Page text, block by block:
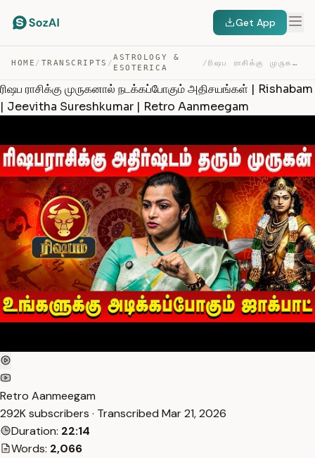
Get App
HOME / TRANSCRIPTS /
ASTROLOGY &
ESOTERICA
/ ரிஷப ராசிக்கு முருகனால் நடக்கப்போகும் அதிசயங்கள் | RISH… — TRANSCRIPT
ரிஷப ராசிக்கு முருகனால் நடக்கப்போகும் அதிசயங்கள் | Rishabam
| Jeevitha Sureshkumar | Retro Aanmeegam
Retro Aanmeegam
292K subscribers · Transcribed Mar 21, 2026
Duration: 22:14
Words: 2,066